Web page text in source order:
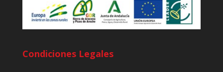
Condiciones Legales